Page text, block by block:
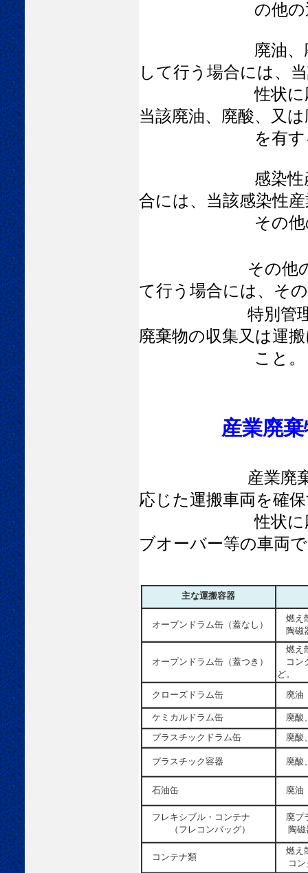
の他の運搬施
廃油、廃酸、又
して行う場合には、
性状に応じ、腐
当該廃油、廃酸、又
を有する
感染性産業廃棄
合には、当該感染性
その他の運搬
その他
て行う場合には、そ
特別管
廃棄物の収集又は運
こと。
産業廃
産業廃
応じた運搬車両を確
性状に応じた運
ブオーバー等の車両
主な運搬容器
オープンドラム缶（蓋なし）
燃え
陶磁
オープンドラム缶（蓋つき）
燃え
コン
ど。
クローズドラム缶
廃油
ケミカルドラム缶
廃酸
プラスチックドラム缶
廃酸
プラスチック容器 廃酸
石油缶 廃油
フレキシブル・コンテナ
（フレコンバッグ）
廃プ
陶磁
コンテナ類
燃え
コン